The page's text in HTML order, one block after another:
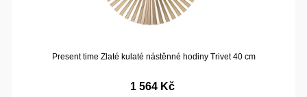
Present time Zlaté kulaté nástěnné hodiny Trivet 40 cm
1 564 Kč